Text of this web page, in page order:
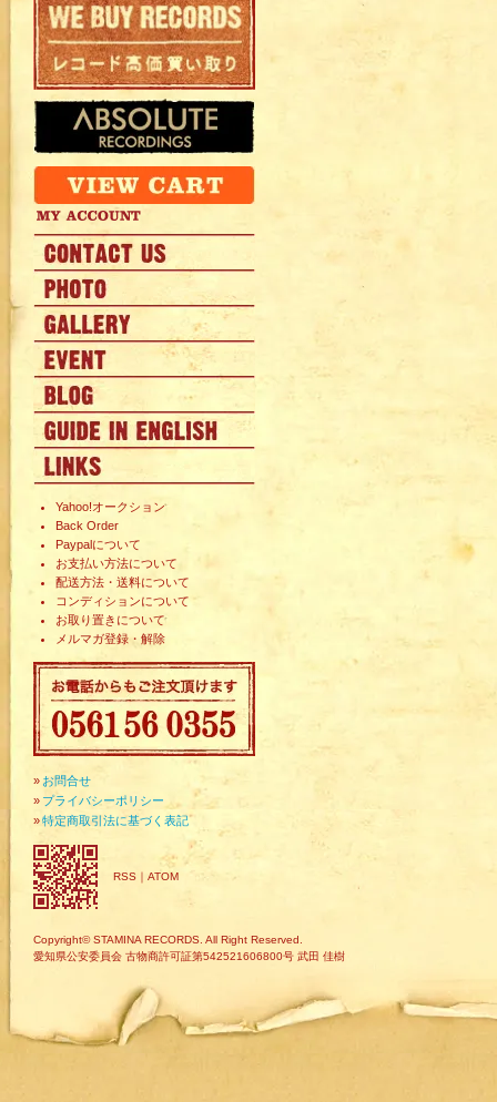
Yahoo!オークション
Back Order
Paypalについて
お支払い方法について
配送方法・送料について
コンディションについて
お取り置きについて
メルマガ登録・解除
» お問合せ
» プライバシーポリシー
»特定商取引法に基づく表記
RSS ｜ ATOM
Copyright© STAMINA RECORDS. All Right Reserved.
愛知県公安委員会 古物商許可証第542521606800号 武田 佳樹